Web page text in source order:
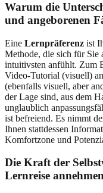
Warum die
und angeborenen
Eine Lernpräferenz ist
Methode, die sich für Sie
intuitivsten anfühlt. Zum
Video-Tutorial (visuell)
(ebenfalls visuell, aber
der Lage sind, aus dem
unglaublich
ist befreiend. Es nimmt
Ihnen stattdessen
Komfortzone und
Die Kraft der
Lernreise